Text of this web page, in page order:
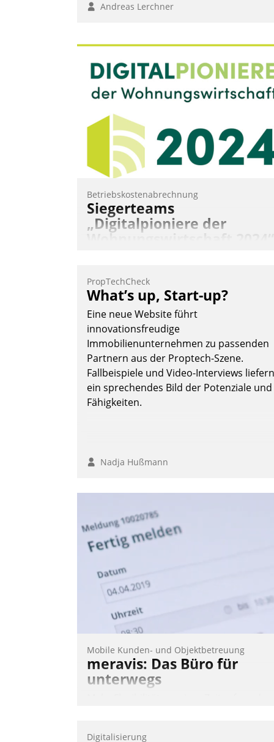
Andreas Lerchner
Betriebskostenabrechnung
Siegerteams
„Digitalpioniere der
Wohnungswirtschaft 2024“
den Weg in eine digitale Zukunft zu
finden, ist das Ziel des Awards
„Digitalpioniere der
Wohnungswirtschaft“. Bewerben können
sich dafür ein Team bestehend aus
Wohnungsunternehmen und PropTech.
DW Die Wohnungswirtschaft
PropTechCheck
What’s up, Start-up?
Eine neue Website führt
innovationsfreudige
Immobilienunternehmen zu passenden
Partnern aus der Proptech-Szene.
Fallbeispiele und Video-Interviews liefern
ein sprechendes Bild der Potenziale und
Fähigkeiten.
Nadja Hußmann
Mobile Kunden- und Objektbetreuung
meravis: Das Büro für
unterwegs
Digitalisierung